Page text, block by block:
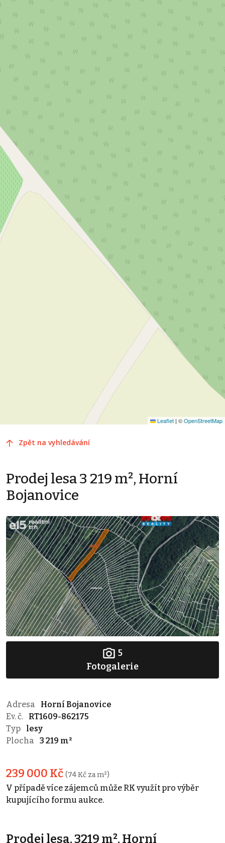
Leaflet | ©OpenStreetMap
Zpět na vyhledávání
Prodej lesa 3 219 m², Horní
Bojanovice
5
Fotogalerie
Adresa
Horní Bojanovice
Ev. č.
RT1609-862175
Typ
lesy
Plocha
3 219 m²
239 000 Kč (74 Kč za m²)
V případě více zájemců může RK využít pro výběr
kupujícího formu aukce.
Prodej lesa, 3219 m², Horní